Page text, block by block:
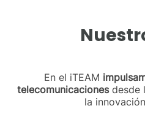
En el iTEAM
telecomunicacionesdesde
la